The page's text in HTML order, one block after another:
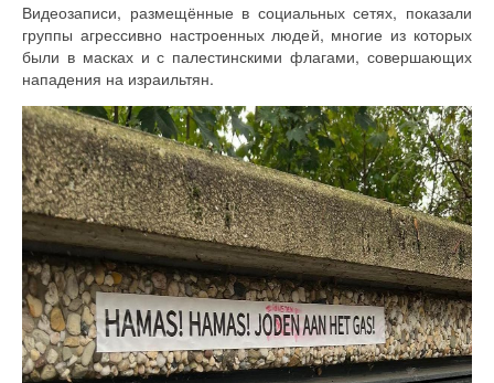
Видеозаписи, размещённые в социальных сетях, показали
группы агрессивно настроенных людей, многие из которых
были в масках и с палестинскими флагами, совершающих
нападения на израильтян.